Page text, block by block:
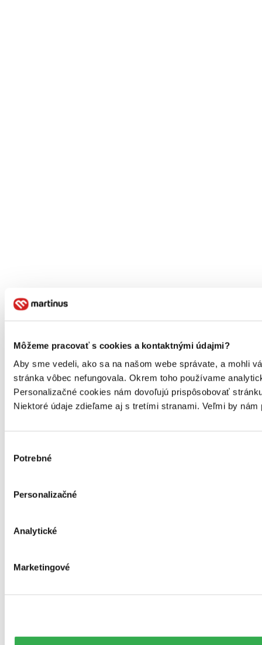
Môžeme pracovať s cookies a kontaktnými údajmi?
Aby sme vedeli, ako sa na našom webe správate, a mohli
stránka vôbec nefungovala. Okrem toho používame
Personalizačné cookies nám dovoľujú prispôsobovať
Niektoré údaje zdieľame aj s tretími stranami. Veľmi by
súhlasu
Potrebné
Personalizačné
Analytické
Marketingové